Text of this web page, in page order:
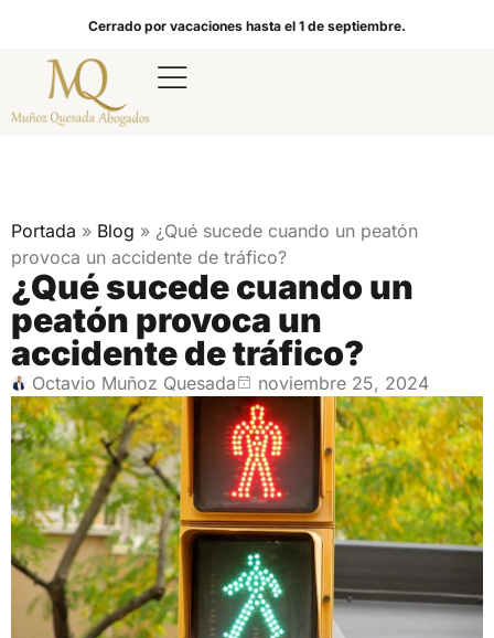
Cerrado por vacaciones hasta el 1 de septiembre.
Portada » Blog » ¿Qué sucede cuando un peatón
provoca un accidente de tráfico?
¿Qué sucede cuando un
peatón provoca un
accidente de tráfico?
Octavio Muñoz Quesada noviembre 25, 2024